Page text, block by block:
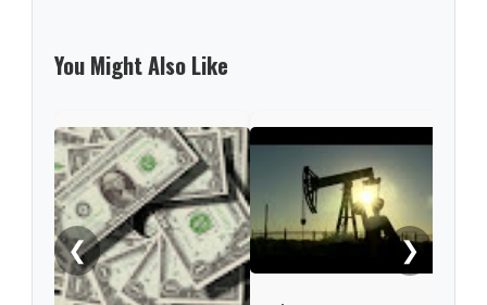
You Might Also Like
❮ ❯